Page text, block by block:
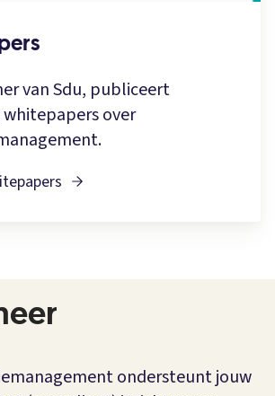
van Sdu, publiceert
over
ondersteunt jouw